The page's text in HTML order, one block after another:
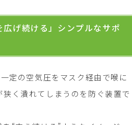
広げ続ける」シンプルなサポ
定の空気圧をマスク経由で喉に
く潰れてしまうのを防ぐ装置で